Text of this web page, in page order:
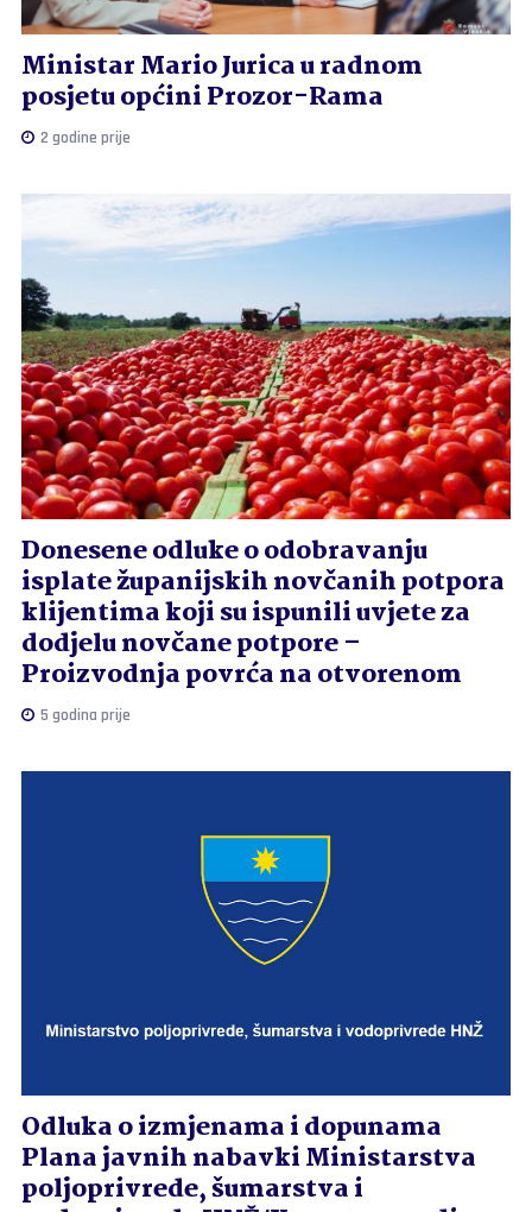
Ministar Mario Jurica u radnom
posjetu općini Prozor-Rama
2 godine prije
Donesene odluke o odobravanju
isplate županijskih novčanih potpora
klijentima koji su ispunili uvjete za
dodjelu novčane potpore –
Proizvodnja povrća na otvorenom
5 godina prije
Odluka o izmjenama i dopunama
Plana javnih nabavki Ministarstva
poljoprivrede, šumarstva i